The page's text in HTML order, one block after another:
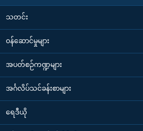
သတင်း
၀န်ဆောင်မှုများ
အပတ်စဉ်ကဏ္ဍများ
အင်္ဂလိပ်သင်ခန်းစာများ
ရေဒီယို